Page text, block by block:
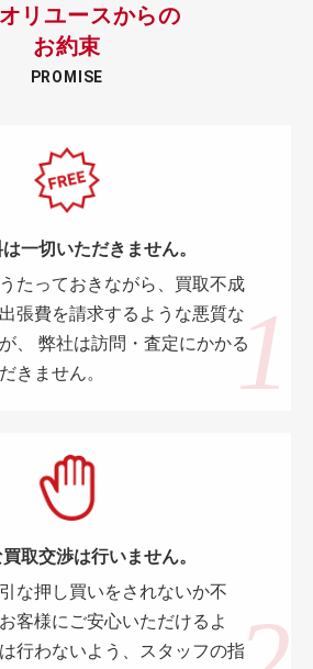
リユースからの
お約束
PROMISE
一切いただきません。
たっておきながら、買取不成
張費を請求するような悪質な
、 弊社は訪問・査定にかかる
きません。
取交渉は行いません。
な押し買いをされないか不
客様にご安心いただけるよ
行わないよう、スタッフの指